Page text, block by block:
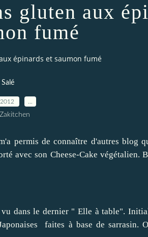
gluten aux
fumé
épinards et saumon fumé
Salé
permis de connaître d'autres blog
avec son Cheese-Cake végétalien.
dans le dernier " Elle à table".
faites à base de sarrasin.